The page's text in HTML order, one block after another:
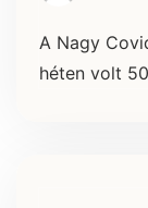
A Nagy
héten volt